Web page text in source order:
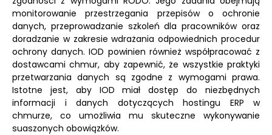
monitorowanie przestrzegania przepisów o ochronie
danych, przeprowadzanie szkoleń dla pracowników oraz
doradzanie w zakresie wdrażania odpowiednich procedur
ochrony danych. IOD powinien również współpracować z
dostawcami chmur, aby zapewnić, że wszystkie praktyki
przetwarzania danych są zgodne z wymogami prawa.
Istotne jest, aby IOD miał dostęp do niezbędnych
informacji i danych dotyczących hostingu ERP w
chmurze, co umożliwia mu skuteczne wykonywanie
suaszonych obowiązków.